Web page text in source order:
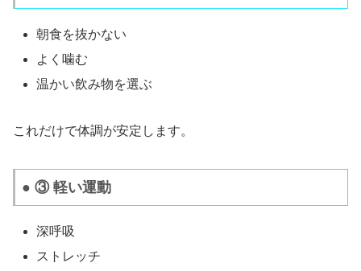
朝食を抜かない
よく噛む
温かい飲み物を選ぶ
これだけで体調が安定します。
● ③ 軽い運動
深呼吸
ストレッチ